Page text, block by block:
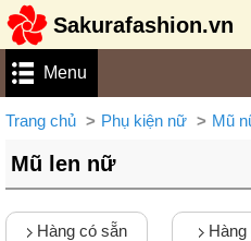
Sakurafashion.vn
Menu
Trang chủ Phụ kiện nữ Mũ
Mũ len nữ
Hàng có sẵn Hàng